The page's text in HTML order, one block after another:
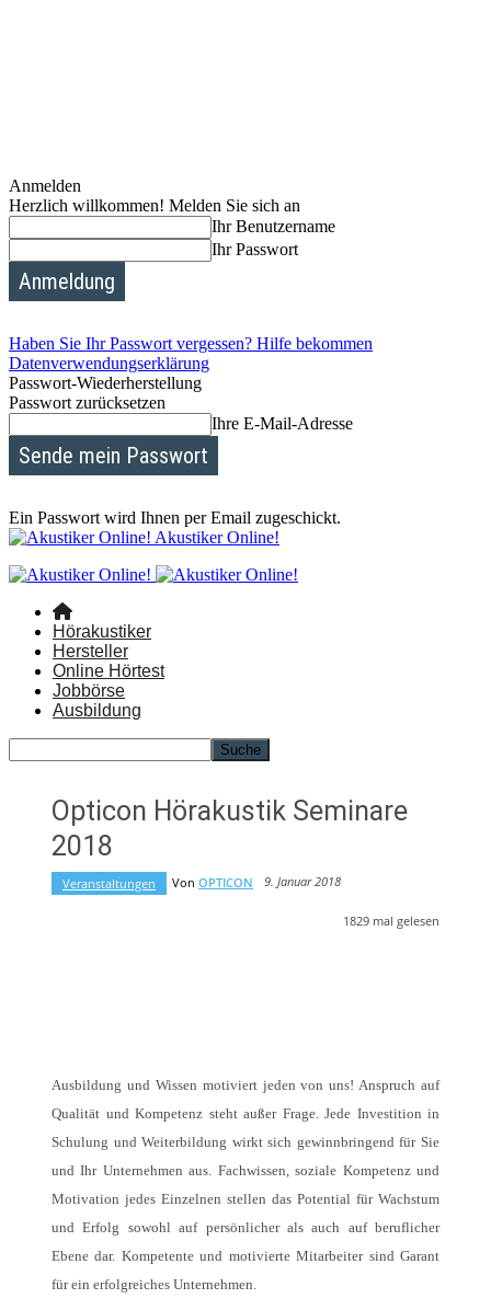
Anmelden
Herzlich willkommen! Melden Sie sich an
Ihr Benutzername
Ihr Passwort
Haben Sie Ihr Passwort vergessen? Hilfe bekommen
Datenverwendungserklärung
Passwort-Wiederherstellung
Passwort zurücksetzen
Ihre E-Mail-Adresse
Ein Passwort wird Ihnen per Email zugeschickt.
Akustiker Online!
Hörakustiker
Hersteller
Online Hörtest
Jobbörse
Ausbildung
Opticon Hörakustik Seminare
2018
Veranstaltungen Von OPTICON 9. Januar 2018
1829 mal gelesen
Ausbildung und Wissen motiviert jeden von uns! Anspruch auf
Qualität und Kompetenz steht außer Frage. Jede Investition in
Schulung und Weiterbildung wirkt sich gewinnbringend für Sie
und Ihr Unternehmen aus. Fachwissen, soziale Kompetenz und
Motivation jedes Einzelnen stellen das Potential für Wachstum
und Erfolg sowohl auf persönlicher als auch auf beruflicher
Ebene dar. Kompetente und motivierte Mitarbeiter sind Garant
für ein erfolgreiches Unternehmen.